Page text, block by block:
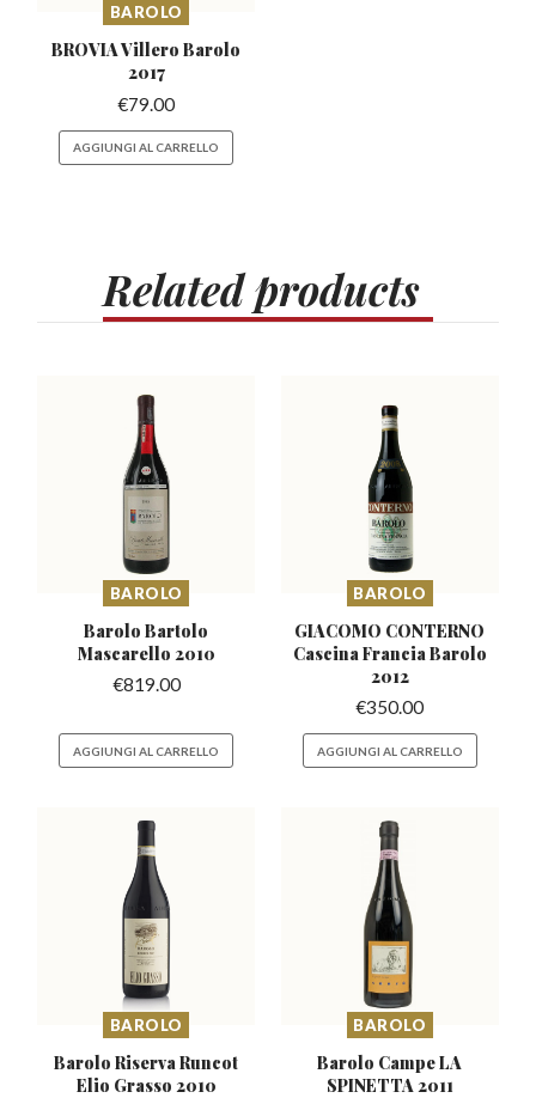
BAROLO
BROVIA VilleroBarolo
2017
€79.00
AGGIUNGI AL CARRELLO
Relatedproducts
BAROLO
Barolo Bartolo
Mascarello 2010
€819.00
AGGIUNGI AL CARRELLO
BAROLO
GIACOMO CONTERNO
Cascina Francia Barolo
2012
€350.00
AGGIUNGI AL CARRELLO
BAROLO
Barolo Riserva Runcot
Elio Grasso 2010
BAROLO
Barolo Campe LA
SPINETTA 2011